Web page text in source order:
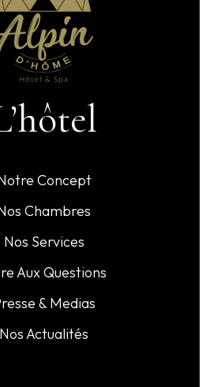
Concept
Chambres
Nos Services
Aux Questions
& Medias
Nos Actualités